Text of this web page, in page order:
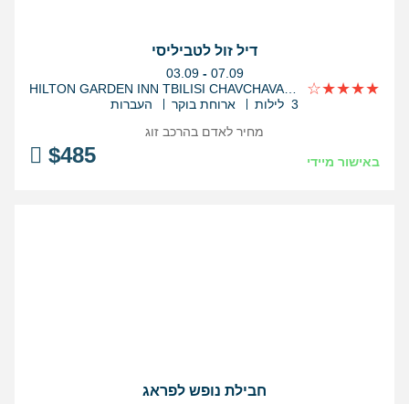
דיל זול לטביליסי
בין
התאריכים,
03.09 - 07.09
3 לילות
ארוחת בוקר העברות
באישור מיידי $485
מחיר לאדם בהרכב זוג
חבילת נופש לפראג